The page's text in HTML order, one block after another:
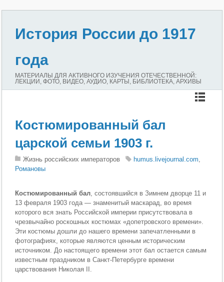
История России до 1917
года
МАТЕРИАЛЫ ДЛЯ АКТИВНОГО ИЗУЧЕНИЯ ОТЕЧЕСТВЕННОЙ:
ЛЕКЦИИ, ФОТО, ВИДЕО, АУДИО, КАРТЫ, БИБЛИОТЕКА, АРХИВЫ
Костюмированный бал
царской семьи 1903 г.
Жизнь российских императоров humus.livejournal.com,
Романовы
Костюмированный бал, состоявшийся в Зимнем дворце 11 и
13 февраля 1903 года — знаменитый маскарад, во время
которого вся знать Российской империи присутствовала в
чрезвычайно роскошных костюмах «допетровского времени».
Эти костюмы дошли до нашего времени запечатленными в
фотографиях, которые являются ценным историческим
источником. До настоящего времени этот бал остается самым
известным праздником в Санкт-Петербурге времени
царствования Николая II.